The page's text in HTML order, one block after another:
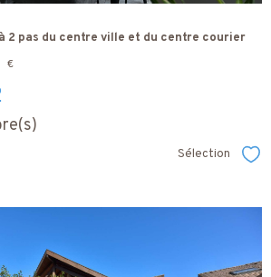
2 pas du centre ville et du centre courier
€
Sélection